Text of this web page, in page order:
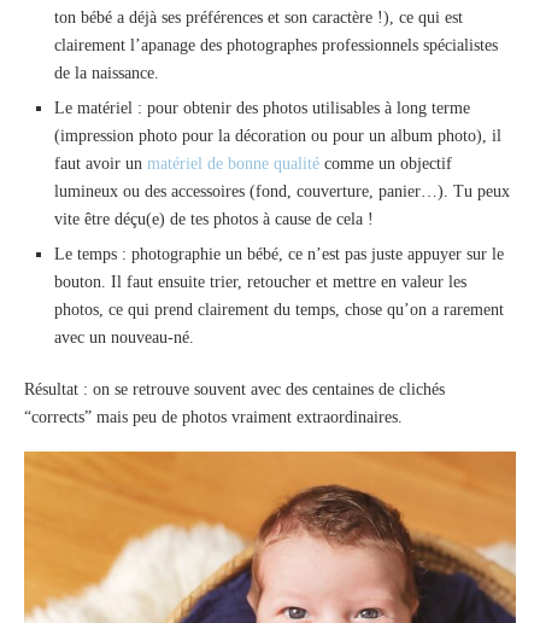
ton bébé a déjà ses préférences et son caractère !), ce qui est
clairement l’apanage des photographes professionnels spécialistes
de la naissance.
Le matériel : pour obtenir des photos utilisables à long terme
(impression photo pour la décoration ou pour un album photo), il
faut avoir un matériel de bonne qualité comme un objectif
lumineux ou des accessoires (fond, couverture, panier…). Tu peux
vite être déçu(e) de tes photos à cause de cela !
Le temps : photographie un bébé, ce n’est pas juste appuyer sur le
bouton. Il faut ensuite trier, retoucher et mettre en valeur les
photos, ce qui prend clairement du temps, chose qu’on a rarement
avec un nouveau-né.
Résultat : on se retrouve souvent avec des centaines de clichés
“corrects” mais peu de photos vraiment extraordinaires.